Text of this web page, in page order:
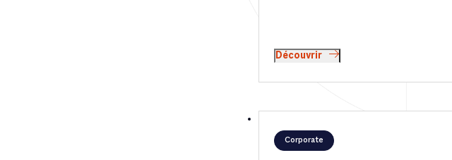
Découvrir
Corporate